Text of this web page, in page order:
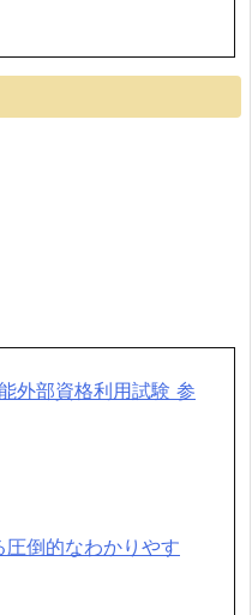
外部資格利用試験 参
倒的なわかりやす